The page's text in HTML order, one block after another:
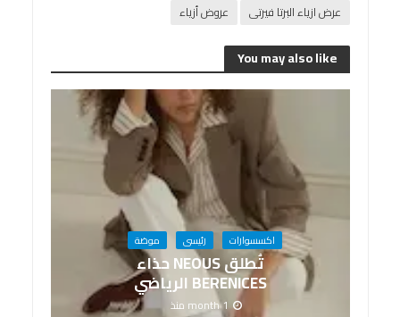
عرض ازياء البرتا فيرتى
عروض أزياء
You may also like
اكسسوارات رئيسى موضة
تُطلق NEOUS حذاء
BERENICES الرياضي
1 month منذ